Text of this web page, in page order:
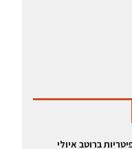
ברוטב איולי